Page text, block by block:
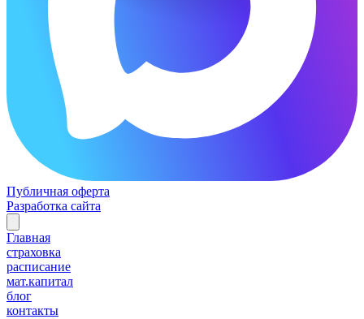
Публичная оферта
Разработка сайта
Главная
страховка
расписание
мат.капитал
блог
контакты